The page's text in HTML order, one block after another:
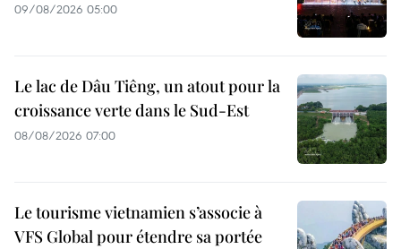
09/08/2026 05:00
Le lac de Dâu Tiêng, un atout pour la
croissance verte dans le Sud-Est
08/08/2026 07:00
Le tourisme vietnamien s’associe à
VFS Global pour étendre sa portée